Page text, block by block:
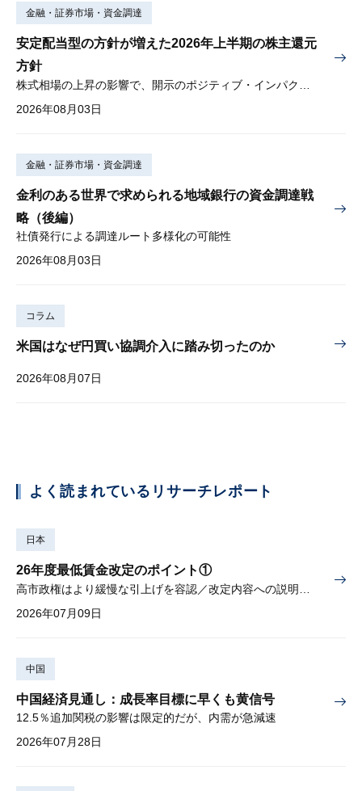
金融・証券市場・資金調達
安定配当型の方針が増えた2026年上半期の株主還元
方針
2026年08月03日
金融・証券市場・資金調達
金利のある世界で求められる地域銀行の資金調達戦
略（後編）
社債発行による調達ルート多様化の可能性
2026年08月03日
コラム
米国はなぜ円買い協調介入に踏み切ったのか
2026年08月07日
よく読まれているリサーチレポート
日本
26年度最低賃金改定のポイント①
2026年07月09日
中国
中国経済見通し：成長率目標に早くも黄信号
12.5％追加関税の影響は限定的だが、内需が急減速
2026年07月28日